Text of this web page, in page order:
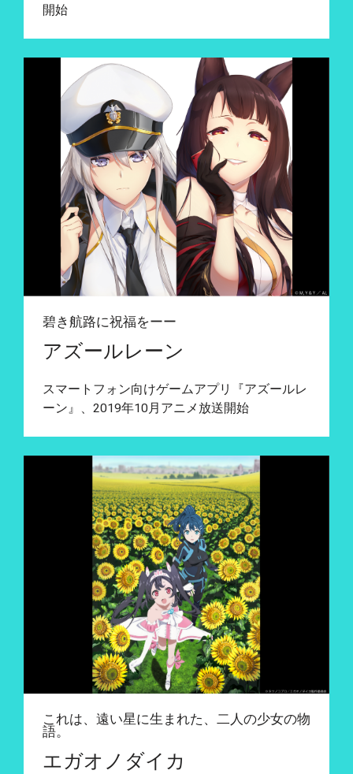
開始
碧き航路に祝福をーー
アズールレーン
スマートフォン向けゲームアプリ『アズールレ
ーン』、2019年10月アニメ放送開始
これは、遠い星に生まれた、二人の少女の物
語。
エガオノダイカ